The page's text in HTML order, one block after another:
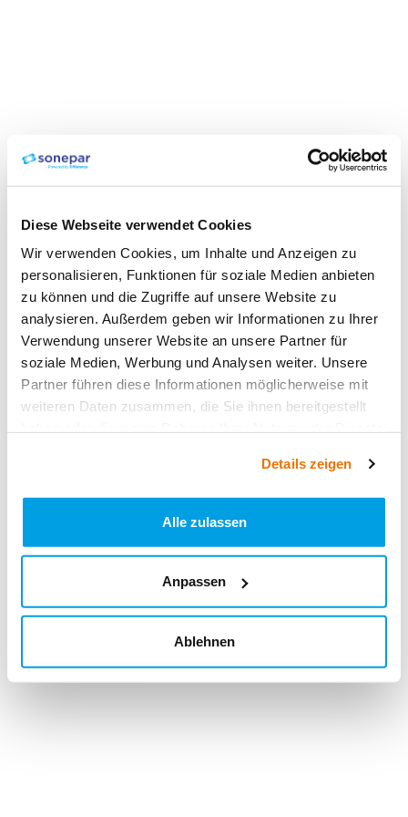
Diese Webseite verwendet Cookies
Wir verwenden Cookies, um Inhalte und Anzeigen zu
personalisieren, Funktionen für soziale Medien anbieten
zu können und die Zugriffe auf unsere Website zu
analysieren. Außerdem geben wir Informationen zu Ihrer
Verwendung unserer Website an unsere Partner für
soziale Medien, Werbung und Analysen weiter. Unsere
Partner führen diese Informationen möglicherweise mit
weiteren Daten zusammen, die Sie ihnen bereitgestellt
Details zeigen
Alle zulassen
Anpassen
Ablehnen